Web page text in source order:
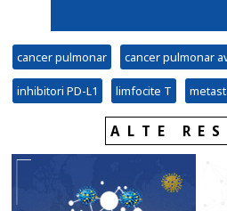
cancer pulmonar cancer pulmonar
inhibitori PD-L1 limfocite T
ALTE